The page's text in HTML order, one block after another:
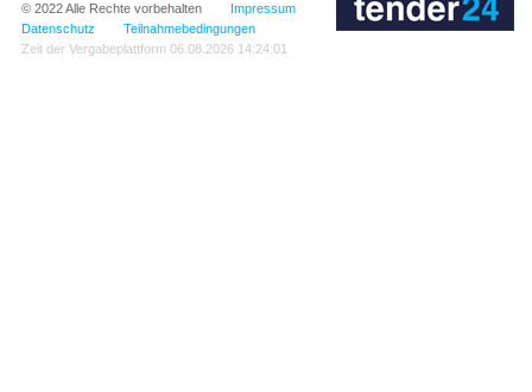
© 2022Alle Rechte vorbehalten
Impressum
Datenschutz
Teilnahmebedingungen
Zeit der Vergabeplattform 06.08.2026 14:24:01